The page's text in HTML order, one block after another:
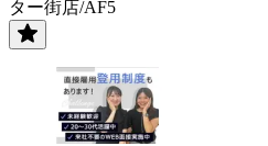
ター街店/AF5